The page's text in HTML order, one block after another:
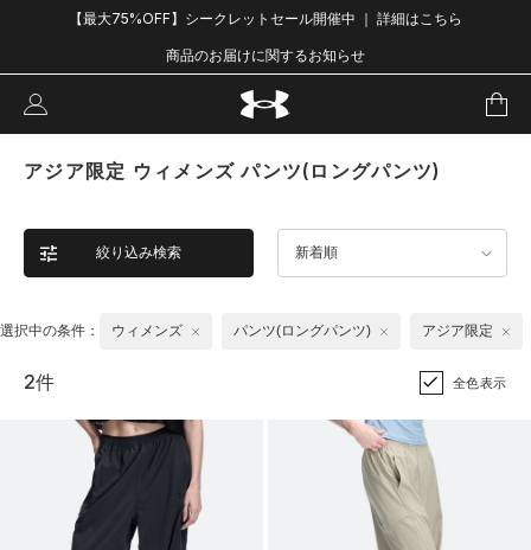
【最大75%OFF】シークレットセール開催中 ｜ 詳細はこちら
商品のお届けに関するお知らせ
アジア限定 ウィメンズ パンツ(ロングパンツ)
絞り込み検索 新着順
選択中の条件： ウィメンズ パンツ(ロングパンツ) アジア限定
2件 全色表示